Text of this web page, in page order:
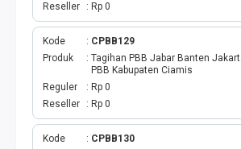
Reseller
Rp 0
Kode
CPBB129
Produk
Tagihan PBB Jabar Banten
PBB Kabupaten Ciamis
Reguler
Rp 0
Reseller
Rp 0
Kode
CPBB130